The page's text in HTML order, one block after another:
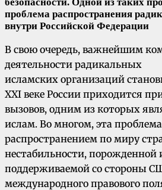
проблема распространения
внутри Российской Федерации
В свою очередь, важнейшим
деятельности радикальных
исламских организаций
XXI веке России приходится
вызовов, одним из которых
ислам. Во многом, эта проблема
распространением по миру
нестабильности, порожденной
поддерживаемой со стороны
международного правового